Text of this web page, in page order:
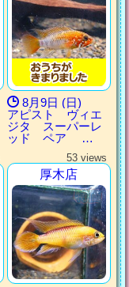
8月9日 (日)
アピスト ヴィエ
ジタ スーパーレ
ッド ペア …
53 views
厚木店